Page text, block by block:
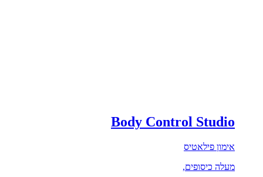
Body Control Studio
אימון פילאטיס
מעלה כיסופים,